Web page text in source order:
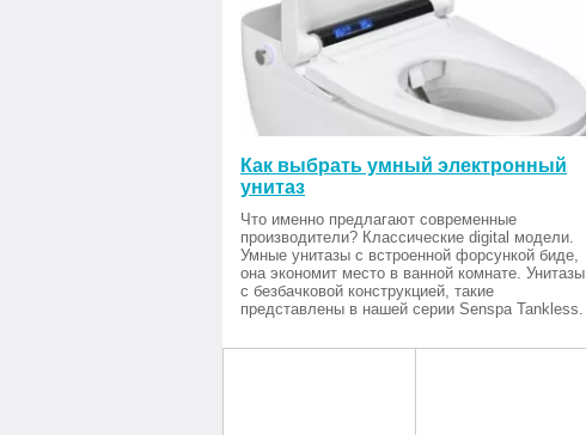
Как выбрать умный электронный
унитаз
Что именно предлагают современные
производители? Классические digital модели.
Умные унитазы с встроенной форсункой биде,
она экономит место в ванной комнате. Унитазы
с безбачковой конструкцией, такие
представлены в нашей серии Senspa Tankless.